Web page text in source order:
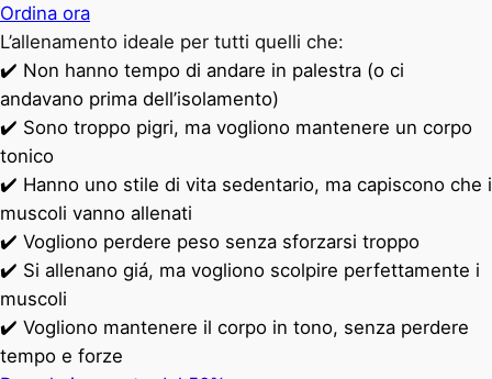
Ordina ora
L’allenamento ideale per tutti quelli che:
✔️ Non hanno tempo di andare in palestra (o ci
andavano prima dell’isolamento)
✔️ Sono troppo pigri, ma vogliono mantenere un corpo
tonico
✔️ Hanno uno stile di vita sedentario, ma capiscono che i
muscoli vanno allenati
✔️ Vogliono perdere peso senza sforzarsi troppo
✔️ Si allenano giá, ma vogliono scolpire perfettamente i
muscoli
✔️ Vogliono mantenere il corpo in tono, senza perdere
tempo e forze